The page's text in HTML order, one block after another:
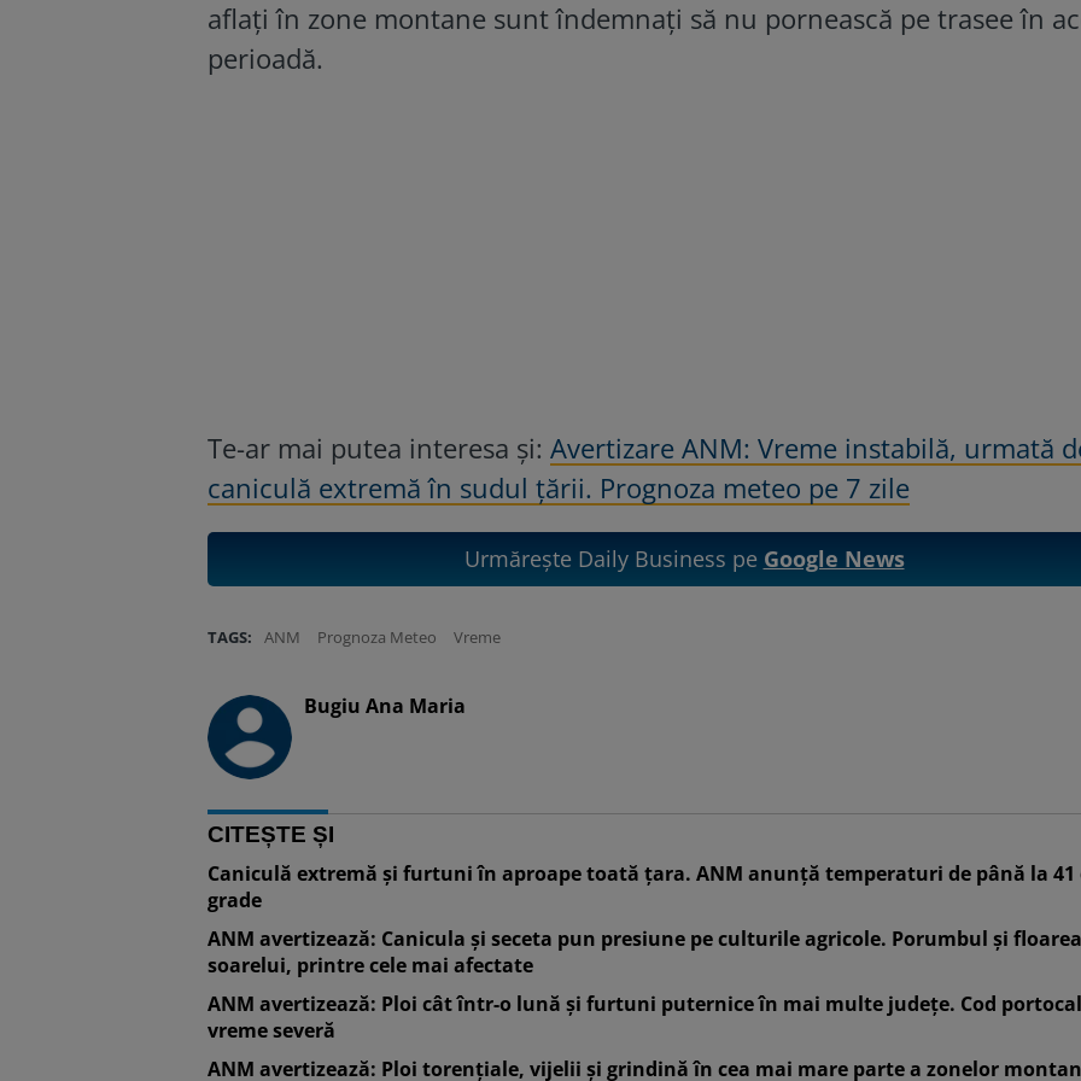
aflați în zone montane sunt îndemnați să nu pornească pe trasee în
perioadă.
Te-ar mai putea interesa și: Avertizare ANM: Vreme instabilă, urmată
caniculă extremă în sudul țării. Prognoza meteo pe 7 zile
Urmărește Daily Business pe Google News
TAGS: ANM Prognoza Meteo Vreme
Bugiu ⁠Ana Maria
CITEȘTE ȘI
Caniculă extremă și furtuni în aproape toată țara. ANM anunță temperaturi de până la 41
grade
ANM avertizează: Canicula și seceta pun presiune pe culturile agricole. Porumbul și
soarelui, printre cele mai afectate
ANM avertizează: Ploi cât într-o lună și furtuni puternice în mai multe județe. Cod
vreme severă
ANM avertizează: Ploi torențiale, vijelii și grindină în cea mai mare parte a zonelor